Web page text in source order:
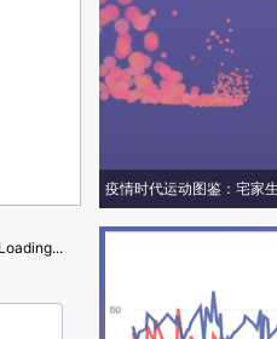
Loading...
疫情时代运动图鉴：宅家